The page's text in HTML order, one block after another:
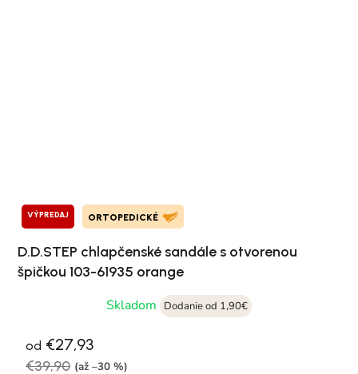
VÝPREDAJ ORTOPEDICKÉ
D.D.STEP chlapčenské sandále s otvorenou
špičkou 103-61935 orange
Skladom
Dodanie od 1,90€
od €27,93
€39,90 (až –30 %)